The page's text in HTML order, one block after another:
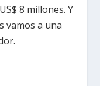
8 millones. Y
vamos a una